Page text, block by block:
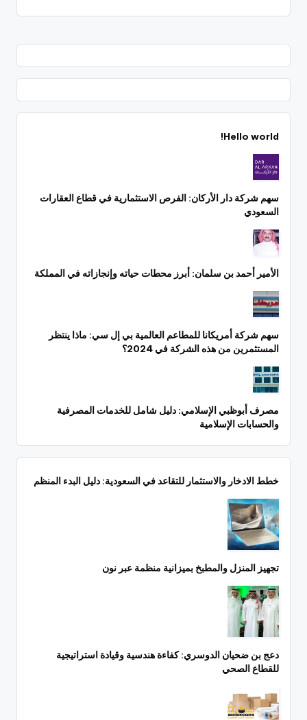
Hello world!
سهم شركة دار الأركان: الفرص الاستثمارية في قطاع العقارات
السعودي
الأمير أحمد بن سلمان: أبرز محطات حياته وإنجازاته في المملكة
سهم شركة أمريكانا للمطاعم العالمية بي إل سي: ماذا ينتظر
المستثمرين من هذه الشركة في 2024؟
مصرف أبوظبي الإسلامي: دليل شامل للخدمات المصرفية
والحسابات الإسلامية
خطط الادخار والاستثمار للتقاعد في السعودية: دليل البدء المنظم
تجهيز المنزل والمطبخ بميزانية منظمة عبر نون
دعج بن ضحيان الدوسري: كفاءة هندسية وقيادة استراتيجية
للقطاع الصحي